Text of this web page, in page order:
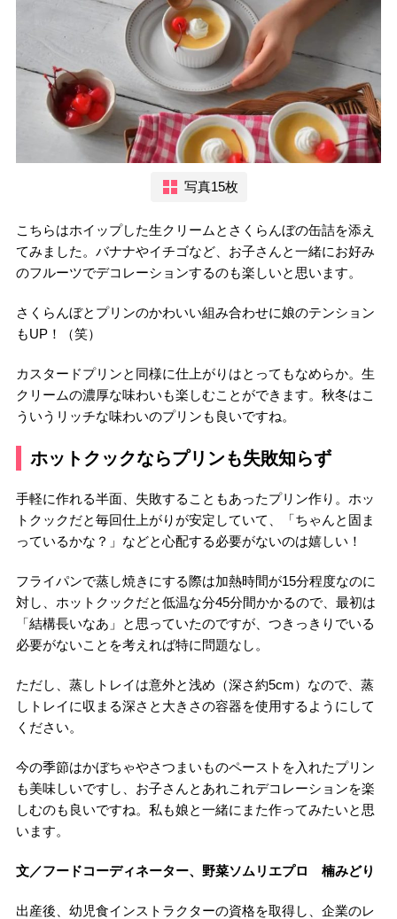
写真15枚
こちらはホイップした生クリームとさくらんぼの缶詰を添え
てみました。バナナやイチゴなど、お子さんと一緒にお好み
のフルーツでデコレーションするのも楽しいと思います。
さくらんぼとプリンのかわいい組み合わせに娘のテンション
もUP！（笑）
カスタードプリンと同様に仕上がりはとってもなめらか。生
クリームの濃厚な味わいも楽しむことができます。秋冬はこ
ういうリッチな味わいのプリンも良いですね。
ホットクックならプリンも失敗知らず
手軽に作れる半面、失敗することもあったプリン作り。ホッ
トクックだと毎回仕上がりが安定していて、「ちゃんと固ま
っているかな？」などと心配する必要がないのは嬉しい！
フライパンで蒸し焼きにする際は加熱時間が15分程度なのに
対し、ホットクックだと低温な分45分間かかるので、最初は
「結構長いなあ」と思っていたのですが、つきっきりでいる
必要がないことを考えれば特に問題なし。
ただし、蒸しトレイは意外と浅め（深さ約5cm）なので、蒸
しトレイに収まる深さと大きさの容器を使用するようにして
ください。
今の季節はかぼちゃやさつまいものペーストを入れたプリン
も美味しいですし、お子さんとあれこれデコレーションを楽
しむのも良いですね。私も娘と一緒にまた作ってみたいと思
います。
文／フードコーディネーター、野菜ソムリエプロ 楠みどり
出産後、幼児食インストラクターの資格を取得し、企業のレ